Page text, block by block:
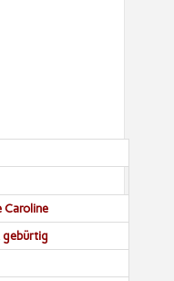
Caroline
gebürtig